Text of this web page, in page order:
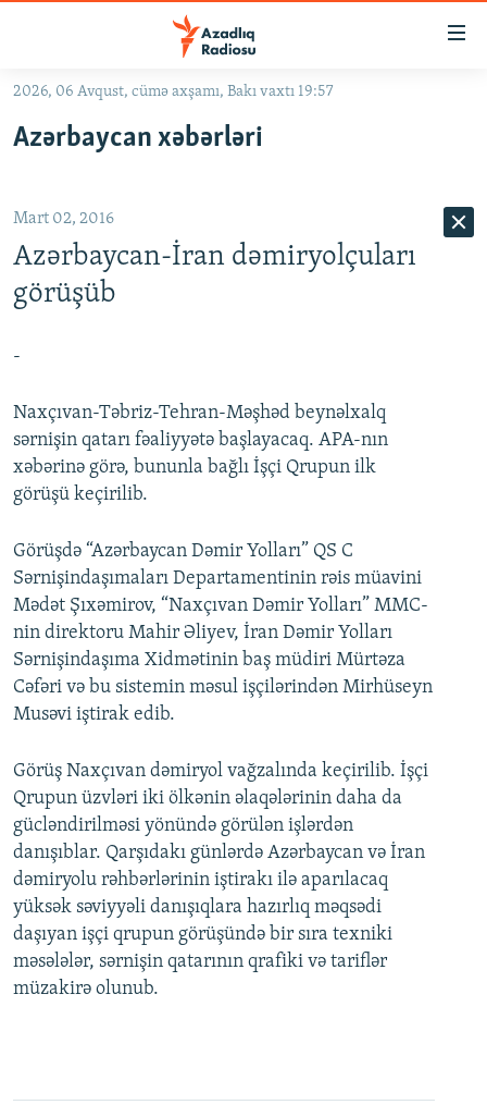
Əsas
qayıt
qayıt
Axtarışa
FƏRQƏ BAX
QANUNI DOĞRU
VIDEO
FOTOQALEREYA
İNFOQRAFIKA
KARIKATURA
RADIO ARXIV
OXU ZALI
AZƏRBAYCAN ƏDƏBIYYATI KITABXANASI
İSLAM VƏ DEMOKRATIYA
İZ - MƏDƏNIYYƏT PROQRAMI
HAQQIMIZDA
MISSIYAMIZ
PEŞƏ ETIKASI VƏ JURNALISTIKA STANDARTLARIMIZ
MATERIALLARIMIZDAN ISTIFADƏ
AZADLIQRADIOSU MOBIL TELEFONUNUZDA
BIZIMLƏ ƏLAQƏ
XƏBƏR BÜLLETENLƏRIMIZ
RFE/RL-in bütün saytları
2026, 06 Avqust, cümə axşamı, Bakı vaxtı 19:57
Azərbaycan xəbərləri
Mart 02, 2016
Azərbaycan-İran dəmiryolçuları
görüşüb
-
Naxçıvan-Təbriz-Tehran-Məşhəd beynəlxalq
sərnişin qatarı fəaliyyətə başlayacaq. APA-nın
xəbərinə görə, bununla bağlı İşçi Qrupun ilk
görüşü keçirilib.
Görüşdə “Azərbaycan Dəmir Yolları” QS C
Sərnişindaşımaları Departamentinin rəis müavini
Mədət Şıxəmirov, “Naxçıvan Dəmir Yolları” MMC-
nin direktoru Mahir Əliyev, İran Dəmir Yolları
Sərnişindaşıma Xidmətinin baş müdiri Mürtəza
Cəfəri və bu sistemin məsul işçilərindən Mirhüseyn
Musəvi iştirak edib.
Görüş Naxçıvan dəmiryol vağzalında keçirilib. İşçi
Qrupun üzvləri iki ölkənin əlaqələrinin daha da
gücləndirilməsi yönündə görülən işlərdən
danışıblar. Qarşıdakı günlərdə Azərbaycan və İran
dəmiryolu rəhbərlərinin iştirakı ilə aparılacaq
yüksək səviyyəli danışıqlara hazırlıq məqsədi
daşıyan işçi qrupun görüşündə bir sıra texniki
məsələlər, sərnişin qatarının qrafiki və tariflər
müzakirə olunub.